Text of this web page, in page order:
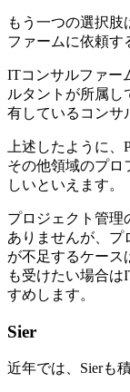
もう一つの選択
ファームに依頼す
ITコンサルファー
ルタントが所属し
有しているコンサ
上述したように
その他領域のプロ
しいといえます。
プロジェクト管理
ありませんが、プ
が不足するケース
も受けたい場合
すめします。
Sier
近年では、Sierも